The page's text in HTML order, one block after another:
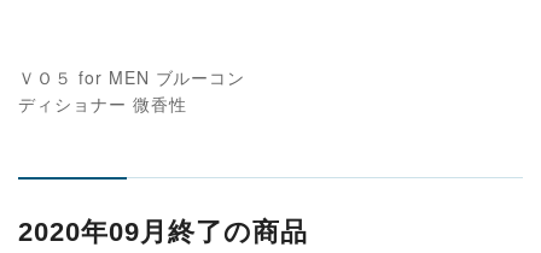
ＶＯ５ for MEN ブルーコン
ディショナー 微香性
2020年09月終了の商品